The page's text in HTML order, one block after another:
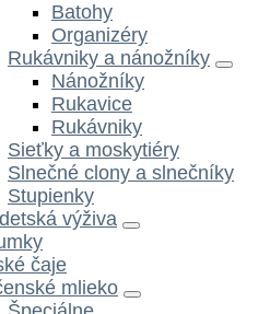
Batohy
Organizéry
Rukávniky a nánožníky
Nánožníky
Rukavice
Rukávniky
Sieťky a moskytiéry
Slnečné clony a slnečníky
Stupienky
výživa
čaje
mlieko